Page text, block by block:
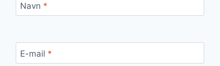
Navn *
E-mail *